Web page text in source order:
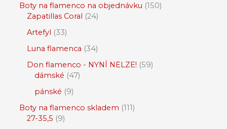
Boty na flamenco na objednávku 150
Zapatillas Coral 24
Artefyl 33
Luna flamenca 34
Don flamenco - NYNÍ NELZE! 59
dámské 47
pánské 9
Boty na flamenco skladem 111
27-35,5 9